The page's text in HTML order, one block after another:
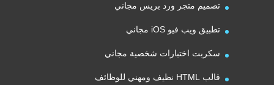
تصميم متجر ورد بريس مجاني
تطبيق ويب فيو iOS مجاني
سكربت اختبارات شخصية مجاني
قالب HTML نظيف ومهني للوظائف